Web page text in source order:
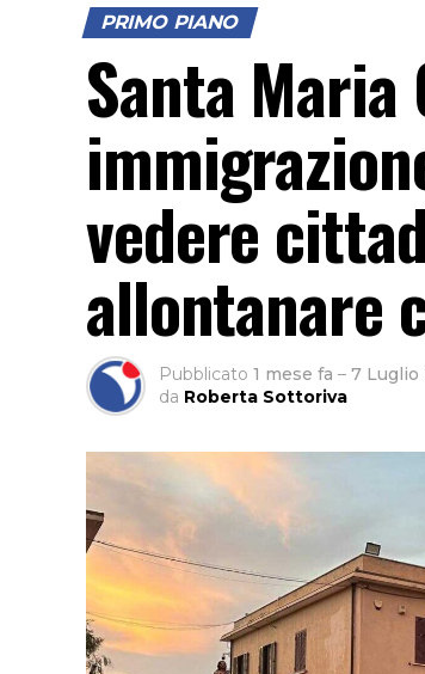
PRIMO PIANO
Santa
vedere
allontanare
Pubblicato 1 mese fa – 7 Luglio
da Roberta Sottoriva